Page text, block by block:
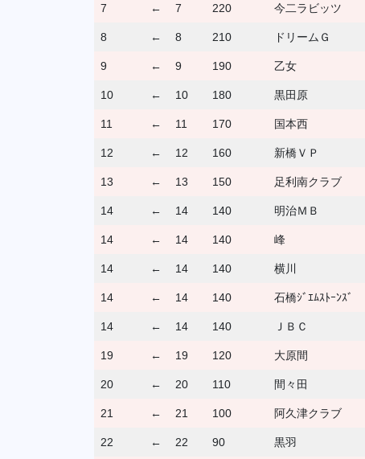
7 ← 7 220 今二ラビッツ
8 ← 8 210 ドリームＧ
9 ← 9 190 乙女
10 ← 10 180 黒田原
11 ← 11 170 国本西
12 ← 12 160 新橋ＶＰ
13 ← 13 150 足利南クラブ
14 ← 14 140 明治ＭＢ
14 ← 14 140 峰
14 ← 14 140 横川
14 ← 14 140 石橋ｼﾞｴﾑｽﾄｰﾝｽﾞ
14 ← 14 140 ＪＢＣ
19 ← 19 120 大原間
20 ← 20 110 間々田
21 ← 21 100 阿久津クラブ
22 ← 22 90 黒羽